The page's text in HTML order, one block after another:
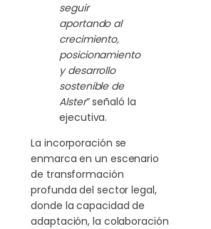
seguir
aportando al
crecimiento,
posicionamiento
y desarrollo
sostenible de
Alster” señaló la
ejecutiva.
La incorporación se
enmarca en un escenario
de transformación
profunda del sector legal,
donde la capacidad de
adaptación, la colaboración